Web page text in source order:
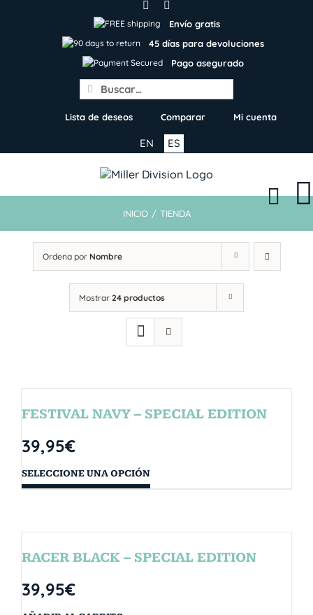
Envío gratis
45 días para devoluciones
Pago asegurado
Search
for:
Lista de deseos Comparar Mi cuenta
ES
EN
INICIO / TIENDA
Ordena por Nombre
Mostrar 24 productos
FESTIVAL NAVY – SPECIAL EDITION
39,95€
SELECCIONE UNA OPCIÓN
RACER BLACK – SPECIAL EDITION
39,95€